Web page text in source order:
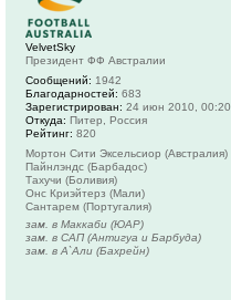
VelvetSky
Президент ФФ Австралии
Сообщений: 1942
Благодарностей: 683
Зарегистрирован: 24 июн 2010, 00:20
Откуда: Питер, Россия
Рейтинг: 820
Мортон Сити Эксельсиор (Австралия)
Пайнлэндс (Барбадос)
Тахучи (Боливия)
Онс Криэйтерз (Мали)
Сантарем (Португалия)
зам. в Маккаби (ЮАР)
зам. в САП (Антигуа и Барбуда)
зам. в А`Али (Бахрейн)